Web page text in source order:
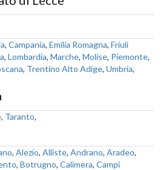
, Campania, Emilia Romagna, Friuli
, Lombardia, Marche, Molise, Piemonte,
, Trentino Alto Adige, Umbria,
, Taranto,
, Alezio, Alliste, Andrano, Aradeo,
, Botrugno, Calimera, Campi